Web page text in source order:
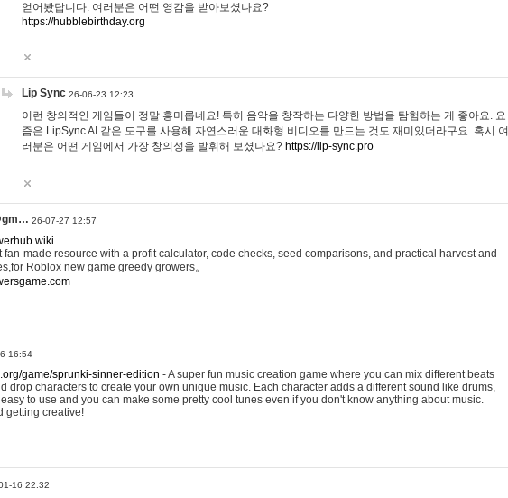
얻어봤답니다. 여러분은 어떤 영감을 받아보셨나요?
https://hubblebirthday.org
Lip Sync 26-06-23 12:23
이런 창의적인 게임들이 정말 흥미롭네요! 특히 음악을 창작하는 다양한 방법을 탐험하는 게 좋아요. 요
즘은 LipSync AI 같은 도구를 사용해 자연스러운 대화형 비디오를 만드는 것도 재미있더라구요. 혹시 여
러분은 어떤 게임에서 가장 창의성을 발휘해 보셨나요? https://lip-sync.pro
26-07-27 12:57
made resource with a profit calculator, code checks, seed comparisons, and practical harvest and
Roblox new game greedy growers。
16:54
game/sprunki-sinner-edition - A super fun music creation game where you can mix different beats
drop characters to create your own unique music. Each character adds a different sound like drums,
to use and you can make some pretty cool tunes even if you don't know anything about music.
getting creative!
16 22:32